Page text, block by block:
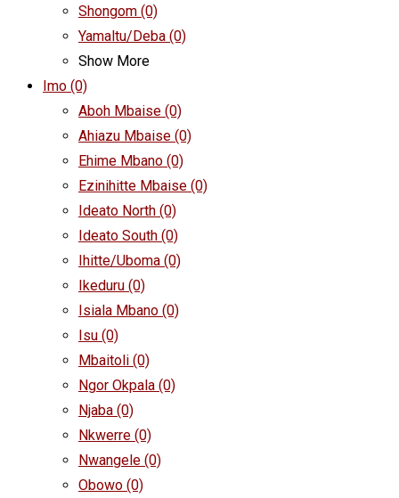
Shongom (0)
Yamaltu/Deba (0)
Show More
Imo (0)
Aboh Mbaise (0)
Ahiazu Mbaise (0)
Ehime Mbano (0)
Ezinihitte Mbaise (0)
Ideato North (0)
Ideato South (0)
Ihitte/Uboma (0)
Ikeduru (0)
Isiala Mbano (0)
Isu (0)
Mbaitoli (0)
Ngor Okpala (0)
Njaba (0)
Nkwerre (0)
Nwangele (0)
Obowo (0)